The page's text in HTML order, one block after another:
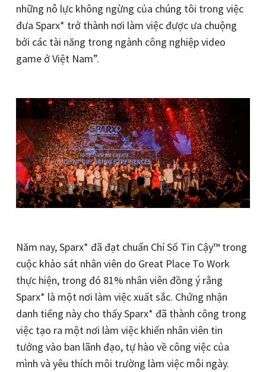
những nỗ lực không ngừng của chúng tôi trong việc
đưa Sparx* trở thành nơi làm việc được ưa chuộng
bởi các tài năng trong ngành công nghiệp video
game ở Việt Nam”.
Năm nay, Sparx* đã đạt chuẩn Chỉ Số Tin Cậy™trong
cuộc khảo sát nhân viên do Great Place To Work
thực hiện, trong đó 81% nhân viên đồng ý rằng
Sparx* là một nơi làm việc xuất sắc. Chứng nhận
danh tiếng này cho thấy Sparx* đã thành công trong
việc tạo ra một nơi làm việc khiến nhân viên tin
tưởng vào ban lãnh đạo, tự hào về công việc của
mình và yêu thích môi trường làm việc mỗi ngày.